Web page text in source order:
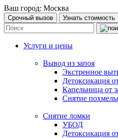
Ваш город: Москва
Срочный вызов Узнать стоимость
Услуги и цены
Вывод из запоя
Экстренное
Детоксикация
Капельница от
Снятие
Снятие ломки
УБОД
Детоксикация